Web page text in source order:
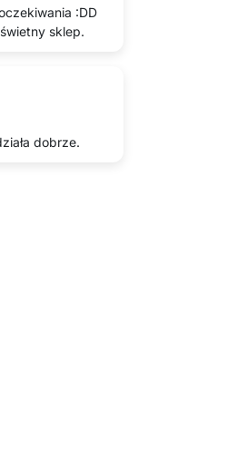
:DD
sklep.
dobrze.